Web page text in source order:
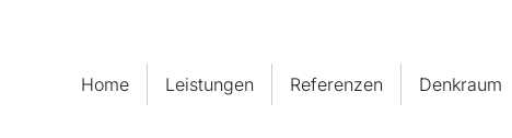
Home Leistungen Referenzen Denkraum